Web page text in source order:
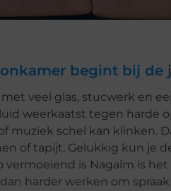
begint bij de
veel glas, stucwerk en
weerkaatst tegen harde
muziek schel kan klinken.
of tapijt. Gelukkig kun je
vermoeiend is Nagalm is
harder werken om